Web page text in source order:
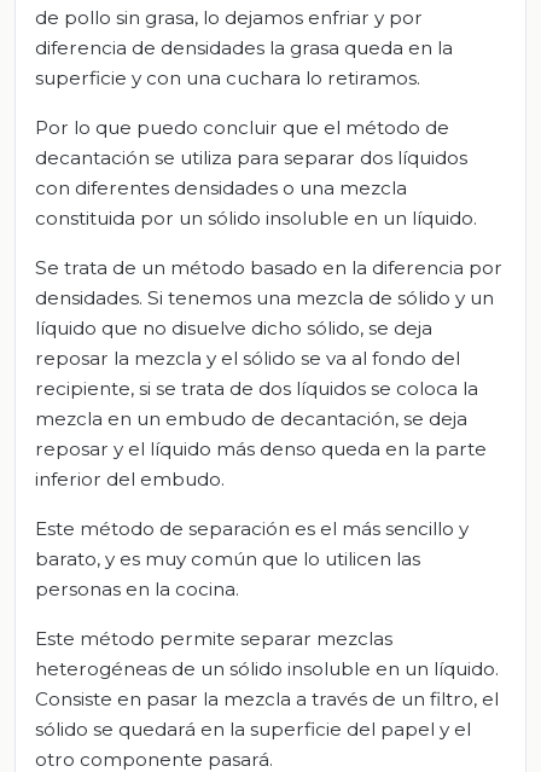
de pollo sin grasa, lo dejamos enfriar y por
diferencia de densidades la grasa queda en la
superficie y con una cuchara lo retiramos.
Por lo que puedo concluir que el método de
decantación se utiliza para separar dos líquidos
con diferentes densidades o una mezcla
constituida por un sólido insoluble en un líquido.
Se trata de un método basado en la diferencia por
densidades. Si tenemos una mezcla de sólido y un
líquido que no disuelve dicho sólido, se deja
reposar la mezcla y el sólido se va al fondo del
recipiente, si se trata de dos líquidos se coloca la
mezcla en un embudo de decantación, se deja
reposar y el líquido más denso queda en la parte
inferior del embudo.
Este método de separación es el más sencillo y
barato, y es muy común que lo utilicen las
personas en la cocina.
Este método permite separar mezclas
heterogéneas de un sólido insoluble en un líquido.
Consiste en pasar la mezcla a través de un filtro, el
sólido se quedará en la superficie del papel y el
otro componente pasará.